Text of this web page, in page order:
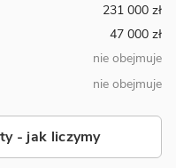
231 000 zł
47 000 zł
nie obejmuje
nie obejmuje
- jak liczymy